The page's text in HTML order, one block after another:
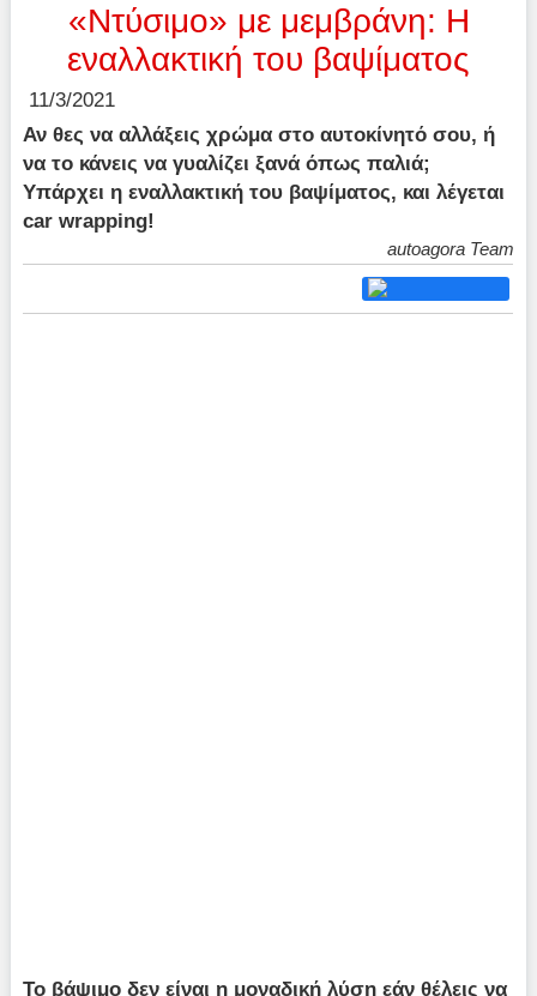
«Ντύσιμο» με μεμβράνη: Η
εναλλακτική του βαψίματος
11/3/2021
Αν θες να αλλάξεις χρώμα στο αυτοκίνητό σου, ή
να το κάνεις να γυαλίζει ξανά όπως παλιά;
Υπάρχει η εναλλακτική του βαψίματος, και λέγεται
car wrapping!
autoagora Team
Το βάψιμο δεν είναι η μοναδική λύση εάν θέλεις να